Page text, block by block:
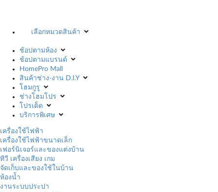
เลือกหมวดสินค้า
ช้อปตามห้อง
ช้อปตามแบรนด์
HomePro Mall
สินค้าช่าง-งาน D.I.Y
โฮมกูรู
ช่างโฮมโปร
โปรเด็ด
บริการพิเศษ
เครื่องใช้ไฟฟ้า
เครื่องใช้ไฟฟ้าขนาดเล็ก
เฟอร์นิเจอร์และของแต่งบ้าน
ทีวี เครื่องเสียง เกม
จัดเก็บและของใช้ในบ้าน
ห้องน้ำ
งานระบบประปา